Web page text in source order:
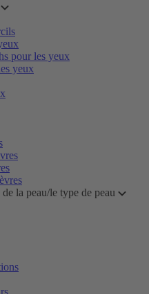
pour les yeux
yeux
la peau/le type de peau